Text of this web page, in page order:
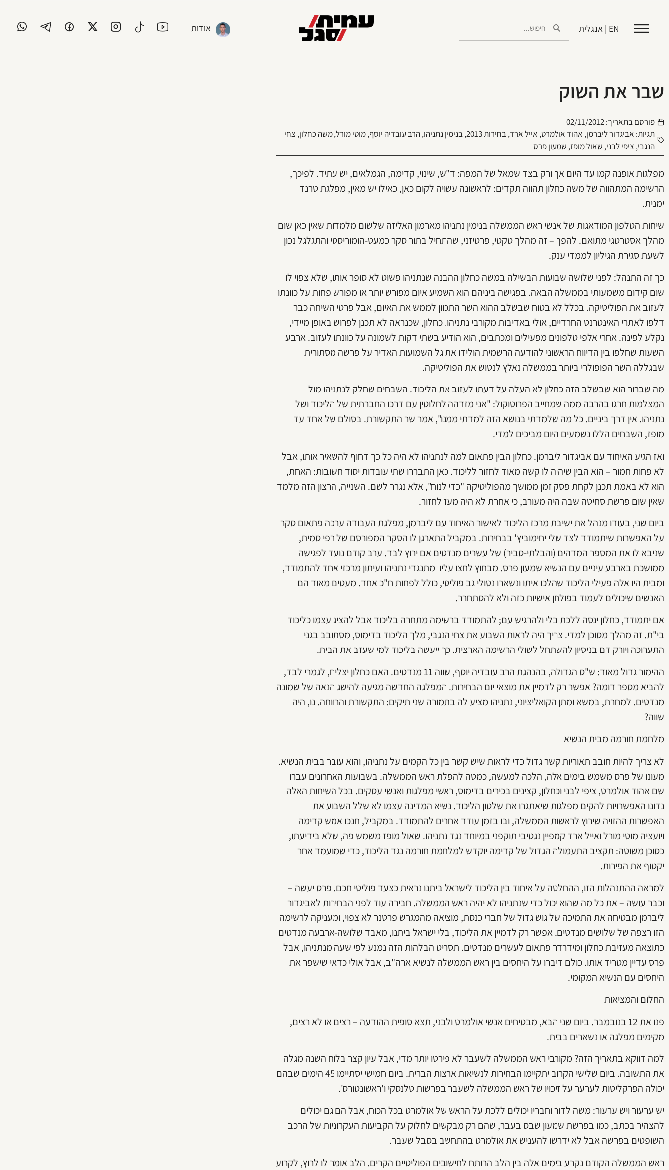
EN | אנגלית אודות
שבר את השוק
פורסם בתאריך:02/11/2012
תגיות: אביגדור ליברמן, אהוד אולמרט, אייל ארד,בחירות 2013 ,בנימין נתניהו,הרב עובדיה יוסף,מוטי מורל,משה כחלון, צחי
הנגבי, ציפי לבני, שאול מופז, שמעון פרס
מפלגות אופנה קמו עד היום אך ורק בצד שמאל של המפה: ד"ש, שינוי, קדימה, הגמלאים, יש עתיד. לפיכך,
הרשימה המתהווה של משה כחלון תהווה תקדים: לראשונה עשויה לקום כאן, כאילו יש מאין, מפלגת טרנד
ימנית.
שיחות הטלפון המודאגות של אנשי ראש הממשלה בנימין נתניהו מארמון האליזה שלשום מלמדות שאין כאן שום
מהלך אסטרטגי מתואם. להפך – זה מהלך טקטי, פרטיזני, שהתחיל בתור סקר כמעט-הומוריסטי והתגלגל נכון
לשעת סגירת הגיליון לממדי ענק.
כך זה התנהל: לפני שלושה שבועות הבשילה במשה כחלון ההבנה שנתניהו פשוט לא סופר אותו, שלא צפוי לו
שום קידום משמעותי בממשלה הבאה. בפגישה ביניהם הוא השמיע איום מפורש יותר או מפורש פחות על כוונתו
לעזוב את הפוליטיקה. בכלל לא בטוח שבשלב ההוא השר התכוון לממש את האיום, אבל פרטי השיחה כבר
דלפו לאתרי האינטרנט החרדיים, אולי באדיבות מקורבי נתניהו. כחלון, שכנראה לא תכנן לפרוש באופן מיידי,
נקלע לפינה. אחרי אלפי טלפונים מפעילים ומכתבים, הוא הודיע בשתי דקות לשמונה על כוונתו לעזוב. ארבע
השעות שחלפו בין הדיווח הראשוני להודעה הרשמית הולידו את גל השמועות האדיר על פרשה מסתורית
שבגללה השר הפופולרי ביותר בממשלה נאלץ לנטוש את הפוליטיקה.
מה שברור הוא שבשלב הזה כחלון לא העלה על דעתו לעזוב את הליכוד. השבחים שחלק לנתניהו מול
המצלמות חרגו בהרבה ממה שמחייב הפרוטוקול: "אני מזדהה לחלוטין עם דרכו החברתית של הליכוד ושל
נתניהו. אין דרך ביניים. כל מה שלמדתי בנושא הזה למדתי ממנו", אמר שר התקשורת. בסולם של אחד עד
מופז, השבחים הללו נשמעים היום מביכים למדי.
ואז הגיע האיחוד עם אביגדור ליברמן. כחלון הבין פתאום למה לנתניהו לא היה כל כך דחוף להשאיר אותו, אבל
לא פחות חמור – הוא הבין שיהיה לו קשה מאוד לחזור לליכוד. כאן התבררו שתי עובדות יסוד חשובות: האחת,
הוא לא באמת תכנן לקחת פסק זמן ממושך מהפוליטיקה "כדי לנוח", אלא נגרר לשם. השנייה, הרצון הזה מלמד
שאין שום פרשת סחיטה שבה היה מעורב, כי אחרת לא היה מעז לחזור.
ביום שני, בעודו מנהל את ישיבת מרכז הליכוד לאישור האיחוד עם ליברמן, מפלגת העבודה ערכה פתאום סקר
על האפשרות שיתמודד לצד שלי יחימוביץ' בבחירות. במקביל התארגן לו הסקר המפורסם של רפי סמית,
שניבא לו את המספר המדהים (והבלתי-סביר) של עשרים מנדטים אם ירוץ לבד. ערב קודם נועד לפגישה
ממושכת בארבע עיניים עם הנשיא שמעון פרס. מבחוץ לחצו עליו מתנגדי נתניהו ועיתון מרכזי אחד להתמודד,
ומבית היו אלה פעילי הליכוד שהלכו איתו ונשארו נטולי גב פוליטי, כולל לפחות ח"כ אחד. מעטים מאוד הם
האנשים שיכולים לעמוד בפולחן אישיות כזה ולא להסתחרר.
אם יתמודד, כחלון ינסה ללכת בלי ולהרגיש עם; להתמודד ברשימה מתחרה בליכוד אבל להציג עצמו כליכוד
בי"ת. זה מהלך מסוכן למדי. צריך היה לראות השבוע את צחי הנגבי, מלך הליכוד בדימוס, מסתובב בגני
התערוכה ויורק דם בניסיון להשתחל לשולי הרשימה הארצית. כך ייעשה בליכוד למי שעזב את הבית.
ההימור גדול מאוד: ש"ס הגדולה, בהנהגת הרב עובדיה יוסף, שווה 11 מנדטים. האם כחלון יצליח, לגמרי לבד,
להביא מספר דומה? אפשר רק לדמיין את מוצאי יום הבחירות. המפלגה החדשה מגיעה להישג הנאה של שמונה
מנדטים. למחרת, במשא ומתן הקואליציוני, נתניהו מציע לה בתמורה שני תיקים: התקשורת והרווחה. נו, היה
שווה?
מלחמת חורמה מבית הנשיא
לא צריך להיות חובב תאוריות קשר גדול כדי לראות שיש קשר בין כל הקמים על נתניהו, והוא עובר בבית הנשיא.
מעונו של פרס משמש בימים אלה, הלכה למעשה, כמטה להפלת ראש הממשלה. בשבועות האחרונים עברו
שם אהוד אולמרט, ציפי לבני וכחלון, קצינים בכירים בדימוס, ראשי מפלגות ואנשי עסקים. בכל השיחות האלה
נדונו האפשרויות להקים מפלגות שיאתגרו את שלטון הליכוד. נשיא המדינה עצמו לא שלל השבוע את
האפשרות ההזויה שירוץ לראשות הממשלה, ובו בזמן עודד אחרים להתמודד. במקביל, חנכו אמש קדימה
ויועציה מוטי מורל ואייל ארד קמפיין נגטיבי תוקפני במיוחד נגד נתניהו. שאול מופז משמש פה, שלא בידיעתו,
כסוכן משוטה: תקציב התעמולה הגדול של קדימה יוקדש למלחמת חורמה נגד הליכוד, כדי שמועמד אחר
יקטוף את הפירות.
למראה ההתנהלות הזו, ההחלטה על איחוד בין הליכוד לישראל ביתנו נראית כצעד פוליטי חכם. פרס יעשה –
וכבר עושה – את כל מה שהוא יכול כדי שנתניהו לא יהיה ראש הממשלה. חבירה עוד לפני הבחירות לאביגדור
ליברמן מבטיחה את התמיכה של גוש גדול של חברי כנסת, מוציאה מהמגרש פרטנר לא צפוי, ומעניקה לרשימה
הזו רצפה של שלושים מנדטים. אפשר רק לדמיין את הליכוד, בלי ישראל ביתנו, מאבד שלושה-ארבעה מנדטים
כתוצאה מעזיבת כחלון ומידרדר פתאום לעשרים מנדטים. תסריט הבלהות הזה נמנע לפי שעה מנתניהו, אבל
פרס עדיין מטריד אותו. כולם דיברו על היחסים בין ראש הממשלה לנשיא ארה"ב, אבל אולי כדאי שישפר את
היחסים עם הנשיא המקומי.
החלום והמציאות
פנו את 12 בנובמבר. ביום שני הבא, מבטיחים אנשי אולמרט ולבני, תצא סופית ההודעה – רצים או לא רצים,
מקימים מפלגה או נשארים בבית.
למה דווקא בתאריך הזה? מקורבי ראש הממשלה לשעבר לא פירטו יותר מדי, אבל עיון קצר בלוח השנה מגלה
את התשובה. ביום שלישי הקרוב יתקיימו הבחירות לנשיאות ארצות הברית. ביום חמישי יסתיימו 45 הימים שבהם
יכולה הפרקליטות לערער על זיכויו של ראש הממשלה לשעבר בפרשות טלנסקי ו'ראשונטורס'.
יש ערעור ויש ערעור: משה לדור וחבריו יכולים ללכת על הראש של אולמרט בכל הכוח, אבל הם גם יכולים
להצהיר בכתב, כמו בפרשת שמעון שבס בעבר, שהם רק מבקשים לחלוק על הקביעות העקרוניות של הרכב
השופטים בפרשה אבל לא ידרשו להעניש את אולמרט בהתחשב בסבל שעבר.
ראש הממשלה הקודם נקרע בימים אלה בין הלב הרותח לחישובים הפוליטיים הקרים. הלב אומר לו לרוץ, לקרוע